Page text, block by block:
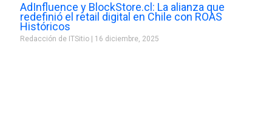
AdInfluence y BlockStore.cl: La alianza que
redefinió el retail digital en Chile con ROAS
Históricos
Redacción de ITSitio 16 diciembre, 2025